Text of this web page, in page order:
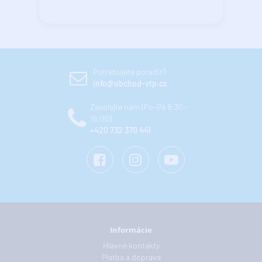
Potřebujete poradit?
info@obchod-vtp.cz
Zavolejte nám (Po-Pá 8:30 -
16:00)
+420 732 370 441
Informácie
Hlavné kontakty
Platba a doprava